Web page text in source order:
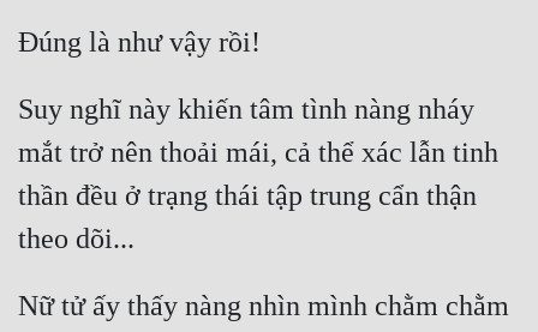
Góc Nhìn Nam
Huyền Huyễn
Hệ Thống
Suy nghĩ này khiến tâm tình nàng nháy
mắt trở nên thoải mái, cả thể xác lẫn tinh
thần đều ở trạng thái tập trung cẩn thận
Nữ tử ấy thấy nàng nhìn mình chằm chằm